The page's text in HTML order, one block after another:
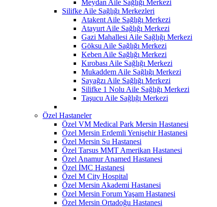
Meydan Aile Sağlığı Merkezi
Silifke Aile Sağlığı Merkezleri
Atakent Aile Sağlığı Merkezi
Atayurt Aile Sağlığı Merkezi
Gazi Mahallesi Aile Sağlığı Merkezi
Göksu Aile Sağlığı Merkezi
Keben Aile Sağlığı Merkezi
Kırobası Aile Sağlığı Merkezi
Mukaddem Aile Sağlığı Merkezi
Sayağzı Aile Sağlığı Merkezi
Silifke 1 Nolu Aile Sağlığı Merkezi
Taşucu Aile Sağlığı Merkezi
Özel Hastaneler
Özel VM Medical Park Mersin Hastanesi
Özel Mersin Erdemli Yenişehir Hastanesi
Özel Mersin Su Hastanesi
Özel Tarsus MMT Amerikan Hastanesi
Özel Anamur Anamed Hastanesi
Özel İMC Hastanesi
Özel M City Hospital
Özel Mersin Akademi Hastanesi
Özel Mersin Forum Yaşam Hastanesi
Özel Mersin Ortadoğu Hastanesi